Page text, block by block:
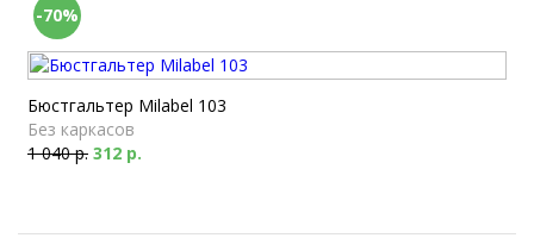
-70%
Бюстгальтер Milabel 103
Без каркасов
1 040 р. 312 р.